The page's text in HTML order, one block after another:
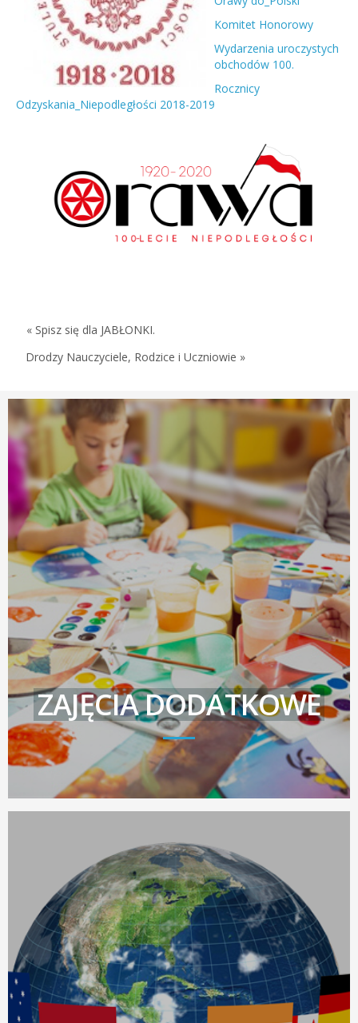
Komitet Honorowy
Wydarzenia uroczystych
obchodów 100.
Rocznicy
Odzyskania_Niepodległości 2018-2019
« Spisz się dla JABŁONKI.
Drodzy Nauczyciele, Rodzice i Uczniowie »
ZAJĘCIA DODATKOWE